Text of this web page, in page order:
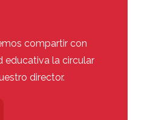
compartir con
educativa la circular
director.